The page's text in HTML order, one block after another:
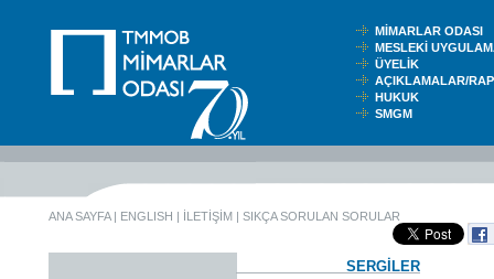
MİMARLAR ODASI
MESLEKİ
ÜYELİK
AÇIKLAMALAR/
HUKUK
SMGM
ANA SAYFA| ENGLISH | İLETİŞİM | SIKÇA SORULAN SORULAR
SERGİLER